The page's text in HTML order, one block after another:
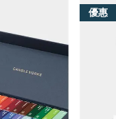
優惠